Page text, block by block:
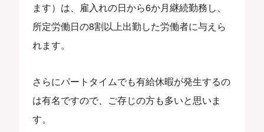
ます）は、雇入れの日から6か月継続勤務し、
所定労働日の8割以上出勤した労働者に与えら
れます。
さらにパートタイムでも有給休暇が発生するの
は有名ですので、ご存じの方も多いと思いま
す。